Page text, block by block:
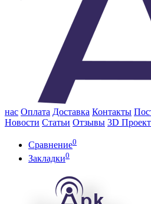
нас Оплата Доставка Контакты
Новости Статьи Отзывы 3D
Сравнение0
Закладки0